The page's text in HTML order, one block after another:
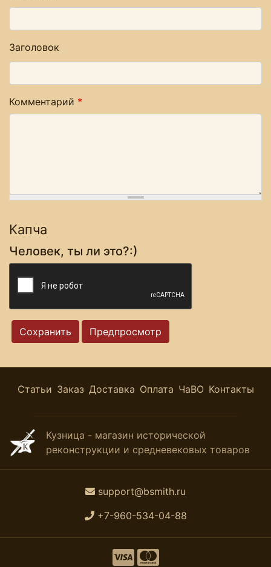
Заголовок
Комментарий *
Капча
Человек, ты ли это?:)
Статьи Заказ Доставка Оплата ЧаВО Контакты
Кузница - магазин исторической
реконструкции и средневековых товаров
support@bsmith.ru
+7-960-534-04-88